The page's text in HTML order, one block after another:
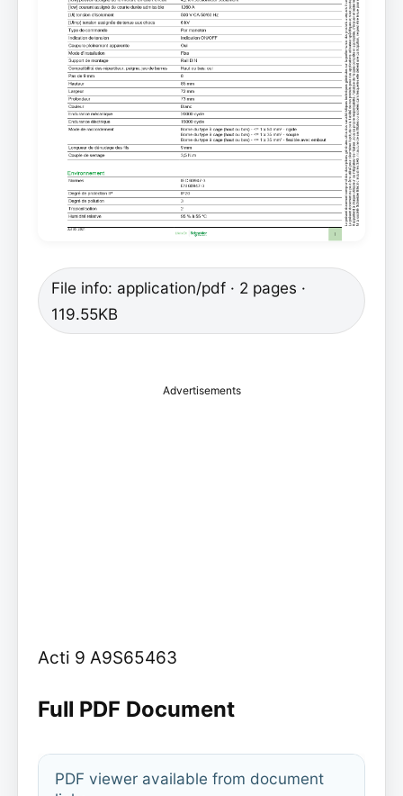
File info: application/pdf · 2 pages ·
119.55KB
Advertisements
Acti 9 A9S65463
Full PDF Document
PDF viewer available from document